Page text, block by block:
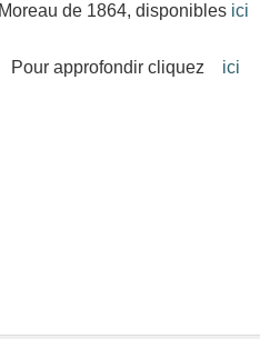
de 1864, disponibles ici
Pour approfondir cliquez ici